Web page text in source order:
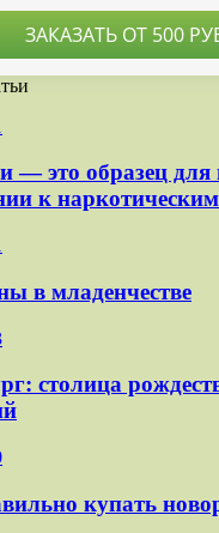
— это образец
к
в младенчестве
столица
купать